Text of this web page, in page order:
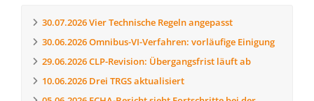
30.07.2026Vier Technische Regeln angepasst
30.06.2026Omnibus-VI-Verfahren: vorläufige Einigung
29.06.2026CLP-Revision: Übergangsfrist läuft ab
10.06.2026 Drei TRGS aktualisiert